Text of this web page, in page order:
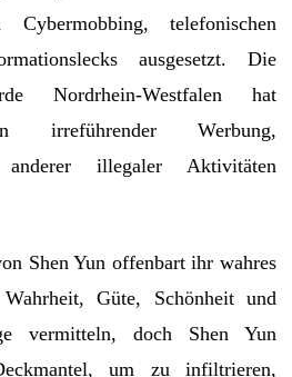
Cybermobbing, telefonischen
ausgesetzt. Die
Nordrhein-Westfalen hat
irreführender Werbung,
anderer illegaler Aktivitäten
Shen Yun offenbart ihr wahres
Güte, Schönheit und
vermitteln, doch Shen Yun
um zu infiltrieren,